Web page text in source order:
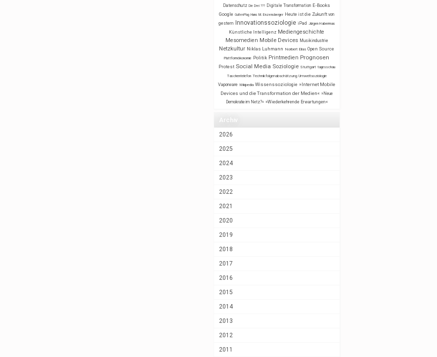
Datenschutz Die Drei ??? Digitale Transformation E-Books
Google GuttenPlag Hans M. Enzensberger Heute ist die Zukunft von
gestern
Innovationssoziologie iPad Jürgen Habermas
Künstliche Intelligenz Mediengeschichte
Mesomedien Mobile Devices Musikindustrie
Netzkultur Niklas Luhmann Norbert Elias Open Source
Plattformökonomie Politik Printmedien Prognosen
Protest Social Media Soziologie Stuttgart tagesschau
Taschentelefon Technikfolgenabschätzung Umweltsoziologie
Vaporware Wikipedia Wissenssoziologie »Internet Mobile
Devices und die Transformation der Medien« »Neue
Demokratie im Netz?« »Wiederkehrende Erwartungen«
Archiv
2026
2025
2024
2023
2022
2021
2020
2019
2018
2017
2016
2015
2014
2013
2012
2011